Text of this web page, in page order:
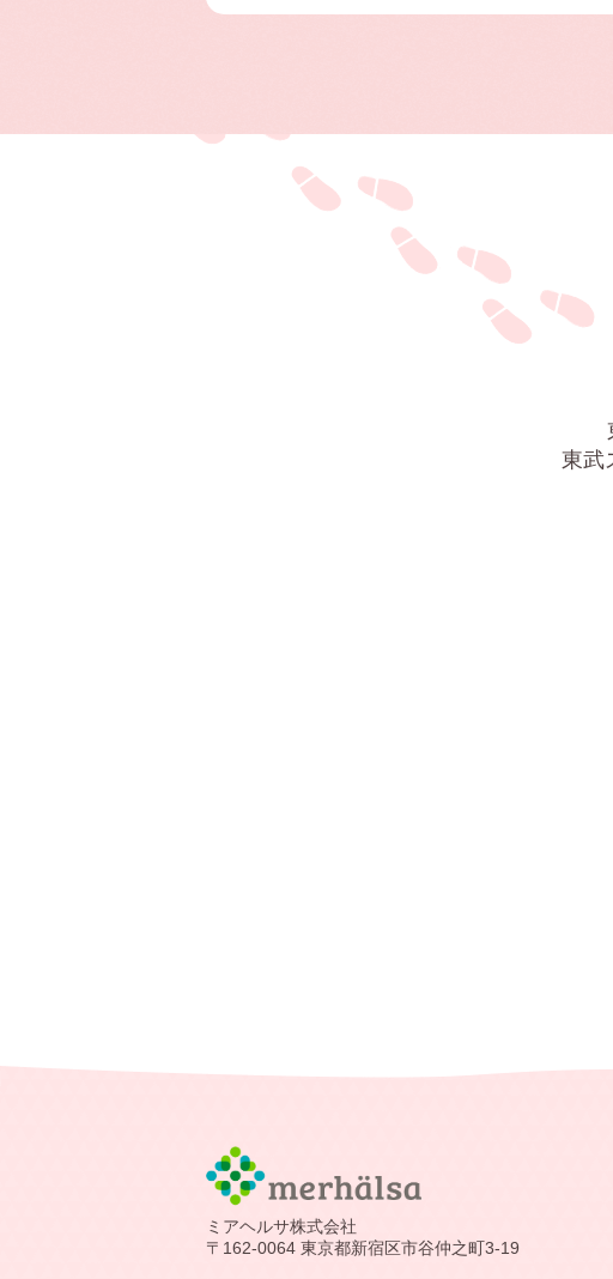
東武
ミアヘルサ株式会社
〒162-0064 東京都新宿区市谷仲之町3-19